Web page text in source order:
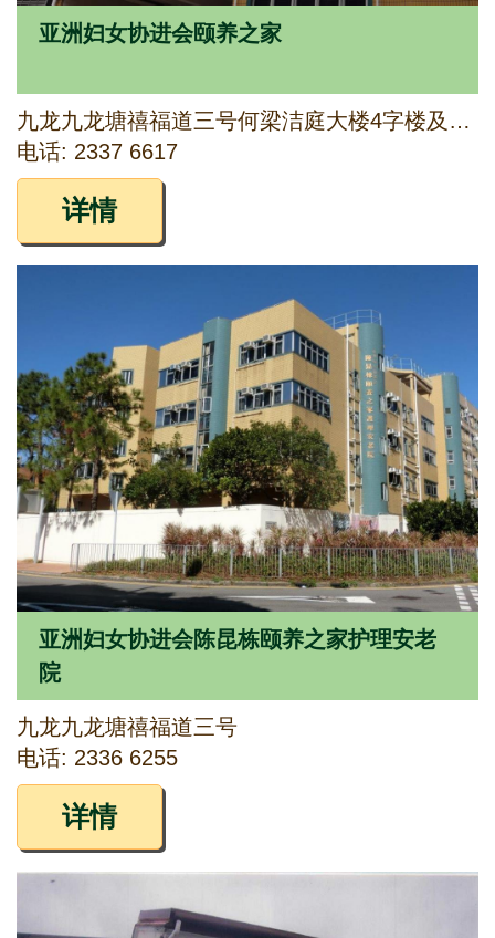
亚洲妇女协进会颐养之家
九龙九龙塘禧福道三号何梁洁庭大楼4字楼及5字楼
电话: 2337 6617
详情
亚洲妇女协进会陈昆栋颐养之家护理安老
院
九龙九龙塘禧福道三号
电话: 2336 6255
详情